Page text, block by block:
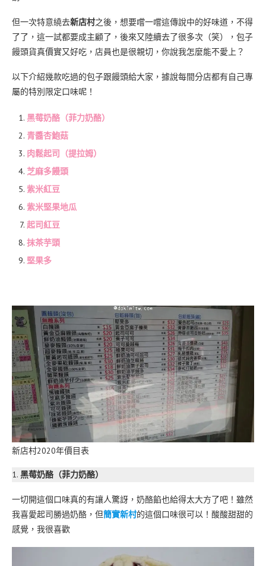
但一次特意繞去新店村之後，想要嚐一嚐這傳說中的好味道，不得
了了，這一試都要成主顧了，後來又陸續去了很多次（笑），包子
饅頭貨真價實又好吃，店員也是很親切，你說我怎麼能不愛上？
以下介紹幾款吃過的包子跟饅頭給大家，據說每間分店都有自己專
屬的特別限定口味呢！
黑莓奶酪（菲力奶酪）
青醬杏鮑菇
肉鬆起司（提拉姆）
芝麻多饅頭
紫米紅豆
紫米堅果地瓜
起司紅豆
抹茶芋頭
堅果多
新店村2020年價目表
1. 黑莓奶酪（菲力奶酪）
一切開這個口味真的有讓人驚訝，奶酪餡也給得太大方了吧！雖然
我喜愛起司勝過奶酪，但簡實新村的這個口味很可以！酸酸甜甜的
感覺，我很喜歡